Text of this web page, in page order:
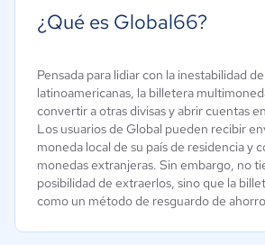
¿Qué es Global66?
Pensada para lidiar con la inestabilidad
latinoamericanas, la billetera
convertir a otras divisas y abrir cuentas
Los usuarios de Global pueden recibir
moneda local de su país de residencia y
monedas extranjeras. Sin embargo, no
posibilidad de extraerlos, sino que la
como un método de resguardo de